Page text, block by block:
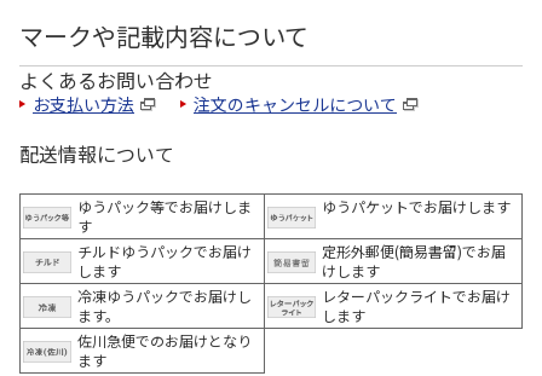
マークや記載内容について
よくあるお問い合わせ
お支払い方法 注文のキャンセルについて
配送情報について
ゆうパック等でお届けしま
す
ゆうパケットでお届けします
チルドゆうパックでお届け
します
定形外郵便(簡易書留)でお届
けします
冷凍ゆうパックでお届けし
ます。
レターパックライトでお届け
します
佐川急便でのお届けとなり
ます